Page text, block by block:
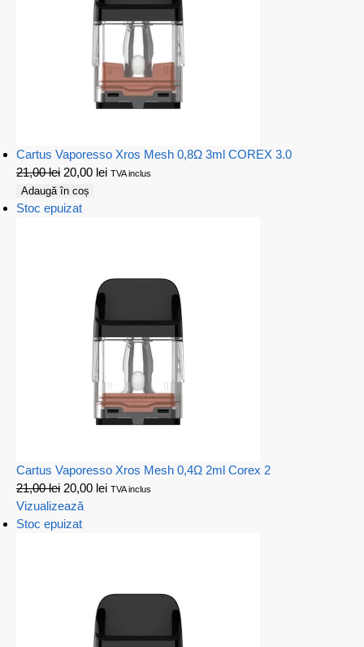
Cartus Vaporesso Xros Mesh 0,8Ω 3ml COREX 3.0
21,00lei 20,00 lei TVA inclus
Adaugă în coș
Stoc epuizat
Cartus Vaporesso Xros Mesh 0,4Ω 2ml Corex 2
21,00lei 20,00 lei TVA inclus
Vizualizează
Stoc epuizat